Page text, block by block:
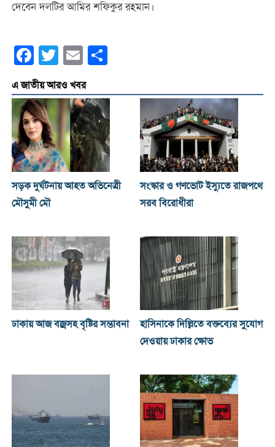
দেবেন দলটির আমির শফিকুর রহমান।
Facebook
Twitter Email
এ জাতীয় আরও খবর
সড়ক দুর্ঘটনায় আহত অভিনেত্রী
মৌসুমী মৌ
সংস্কার ও গণভোট ইস্যুতে রাজপথে
সরব বিরোধীরা
ঢাকায় আজ বজ্রসহ বৃষ্টির সম্ভাবনা
হাসিনাকে দিল্লিতে বক্তব্যের সুযোগ
দেওয়ায় ঢাকার ক্ষোভ